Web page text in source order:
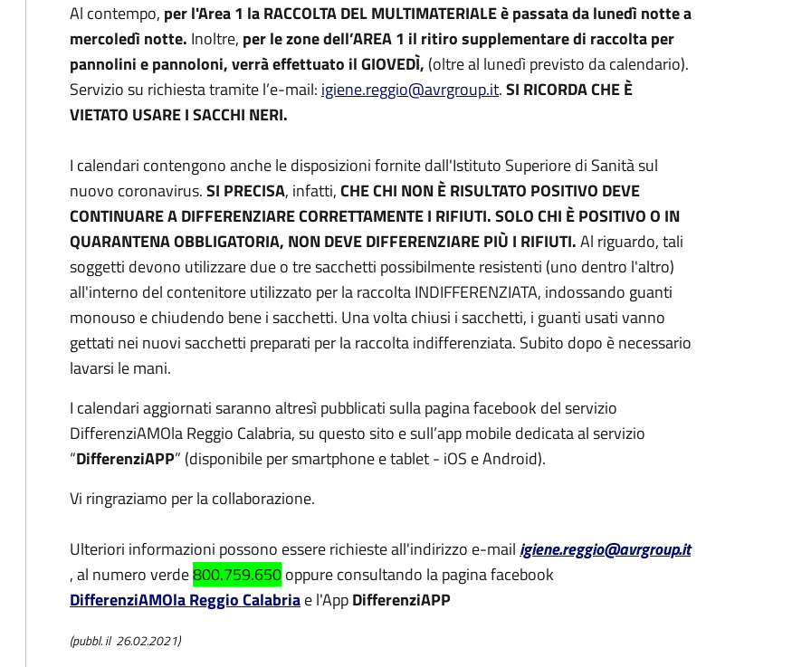
Al contempo, per l'Area 1 la RACCOLTA DEL MULTIMATERIALE è passata da lunedì notte a
mercoledì notte. Inoltre, per le zone dell’AREA 1 il ritiro supplementare di raccolta per
pannolini e pannoloni, verrà effettuato il GIOVEDÌ, (oltre al lunedì previsto da calendario).
Servizio su richiesta tramite l’e-mail: igiene.reggio@avrgroup.it.SI RICORDA CHE È
VIETATO USARE I SACCHI NERI.
I calendari contengono anche le disposizioni fornite dall'Istituto Superiore di Sanità sul
nuovo coronavirus.SI PRECISA, infatti,CHE CHI NON È RISULTATO POSITIVO DEVE
CONTINUARE A DIFFERENZIARE CORRETTAMENTE I RIFIUTI. SOLO CHI È POSITIVO O IN
QUARANTENA OBBLIGATORIA, NON DEVE DIFFERENZIARE PIÙ I RIFIUTI.Al riguardo, tali
soggetti devono utilizzare due o tre sacchetti possibilmente resistenti (uno dentro l'altro)
all'interno del contenitore utilizzato per la raccolta INDIFFERENZIATA, indossando guanti
monouso e chiudendo bene i sacchetti. Una volta chiusi i sacchetti, i guanti usati vanno
gettati nei nuovi sacchetti preparati per la raccolta indifferenziata. Subito dopo è necessario
lavarsi le mani.
I calendari aggiornati saranno altresì pubblicati sulla pagina facebook del servizio
DifferenziAMOla Reggio Calabria, su questo sito e sull’app mobile dedicata al servizio
“DifferenziAPP” (disponibile per smartphone e tablet - iOS e Android).
Vi ringraziamo per la collaborazione.
Ulteriori informazioni possono essere richieste all'indirizzo e-mail igiene.reggio@avrgroup.it
, al numero verde800.759.650oppure consultando la pagina facebook
DifferenziAMOla Reggio Calabriae l'AppDifferenziAPP
(pubbl. il 26.02.2021)